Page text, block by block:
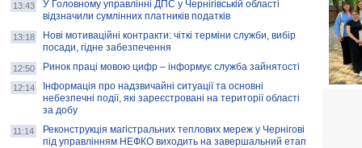
13:43
У Головному управлінні ДПС у Чернігівській області
відзначили сумлінних платників податків
13:18
Нові мотиваційні контракти: чіткі терміни служби, вибір
посади, гідне забезпечення
12:50 Ринок праці мовою цифр – інформує служба зайнятості
12:14
Інформація про надзвичайні ситуації та основні
небезпечні події, які зареєстровані на території області
за добу
11:14
Реконструкція магістральних теплових мереж у Чернігові
під управлінням НЕФКО виходить на завершальний етап